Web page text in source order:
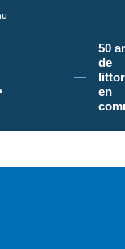
du littoral, vous
50
de
en